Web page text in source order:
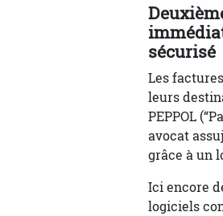
sécurisé
Les
leurs
PEPPOL
avocat
grâce à un
Ici encore
logiciels